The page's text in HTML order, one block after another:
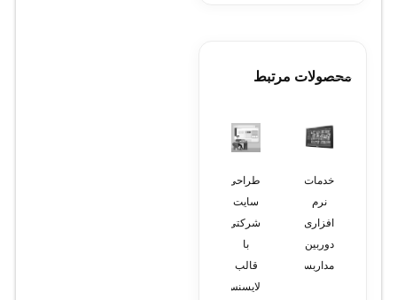
محصولات مرتبط
خدمات
نرم
افزاری
دوربین
مداربسته
طراحی
سایت
شرکتی
با
قالب
لایسنس